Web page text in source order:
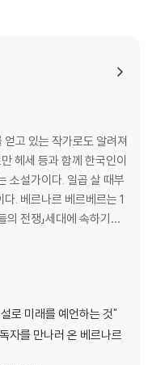
고 있는 작가로도 알려져
헤세 등과 함께 한국인이
소설가이다. 일곱 살 때부
. 베르나르 베르베르는 1
전쟁」세대에 속하기도
탐닉하면서 『만화 신문』
웰즈를 사숙하면서 소설
로 미래를 예언하는 것"
독자를 만나러 온 베르나르